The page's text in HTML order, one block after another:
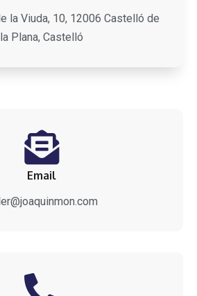
la Viuda, 10, 12006 Castelló de
la Plana, Castelló
Email